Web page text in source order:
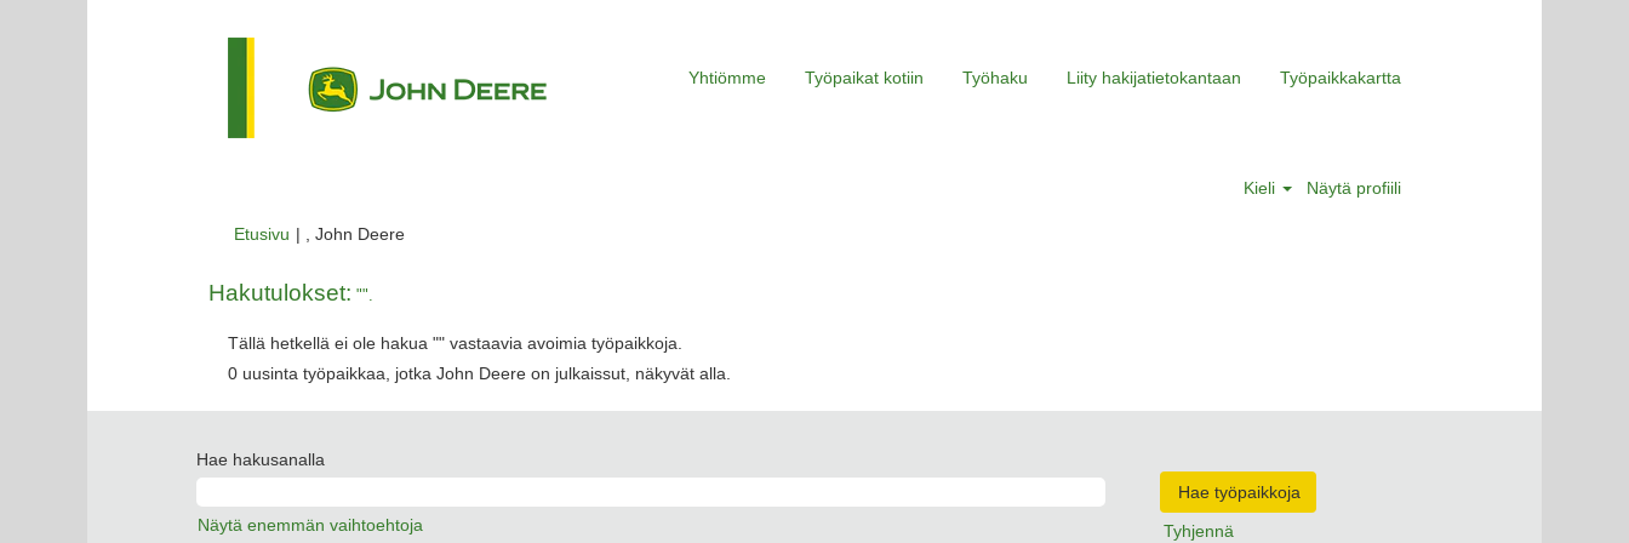
Yhtiömme Työpaikat kotiin Työhaku Liity hakijatietokantaan Työpaikkakartta
Kieli Näytä profiili
Etusivu | , John Deere(nykyinen
Hakutulokset: "".
Tällä hetkellä ei ole hakua "" vastaavia avoimia työpaikkoja.
0 uusinta työpaikkaa, jotka John Deere on julkaissut, näkyvät alla.
Hae hakusanalla
Näytä enemmän vaihtoehtoja Tyhjennä